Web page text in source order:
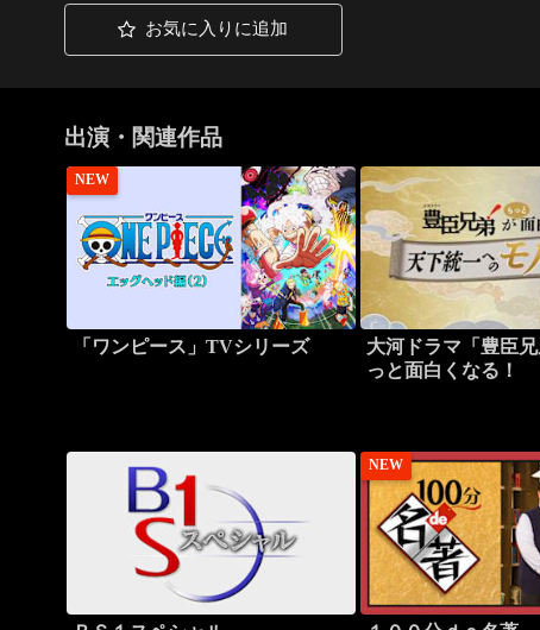
お気に入りに追加
出演・関連作品
NEW
「ワンピース」TVシリーズ
大河ドラマ「豊臣
っと面白くなる！
NEW